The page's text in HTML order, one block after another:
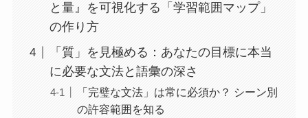
と量』を可視化する「学習範囲マップ」
の作り方
「質」を見極める：あなたの目標に本当
に必要な文法と語彙の深さ
「完璧な文法」は常に必須か？ シーン別
の許容範囲を知る